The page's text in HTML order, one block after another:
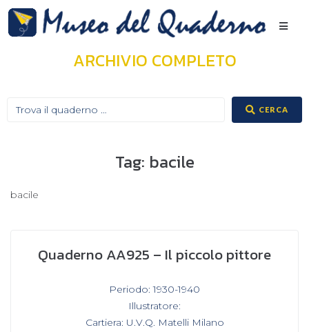
ARCHIVIO COMPLETO
CERCA
Tag: bacile
bacile
Quaderno AA925 – Il piccolo pittore
Periodo: 1930-1940
Illustratore:
Cartiera: U.V.Q. Matelli Milano